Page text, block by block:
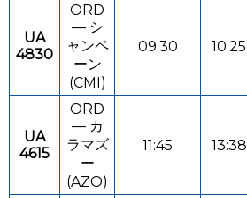
UA
4830
ORD
— シ
ャンペ
ーン
(CMI)
09:30 10:25
UA
4615
ORD
— カ
ラマズ
ー
(AZO)
11:45 13:38